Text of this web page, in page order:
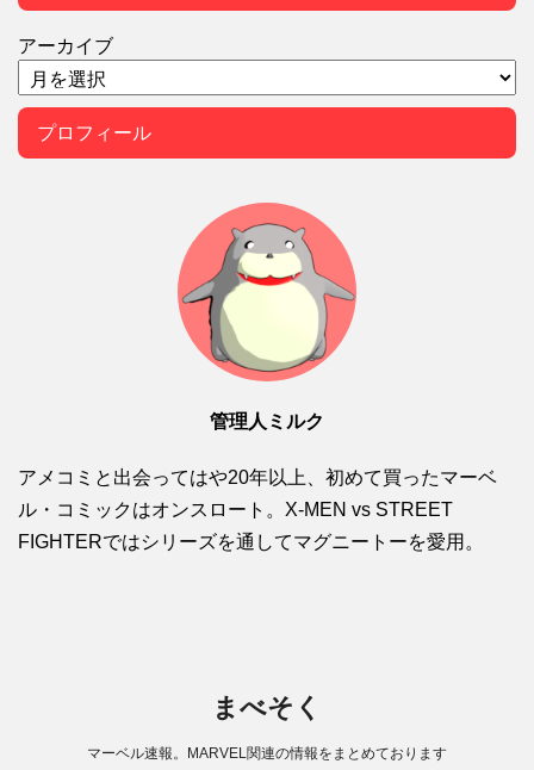
アーカイブ
プロフィール
管理人ミルク
アメコミと出会ってはや20年以上、初めて買ったマーベ
ル・コミックはオンスロート。X-MEN vs STREET
FIGHTERではシリーズを通してマグニートーを愛用。
まべそく
マーベル速報。MARVEL関連の情報をまとめております